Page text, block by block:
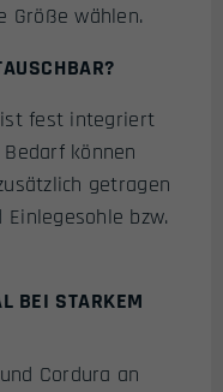
Größe wählen.
ist fest integriert
können
getragen
bzw.
BEI STARKEM
Cordura an